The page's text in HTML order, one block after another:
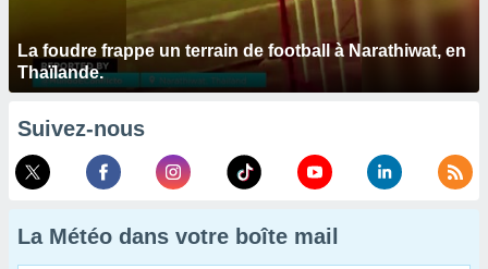
La foudre frappe un terrain de football à Narathiwat, en
Thaïlande.
Suivez-nous
La Météo dans votre boîte mail